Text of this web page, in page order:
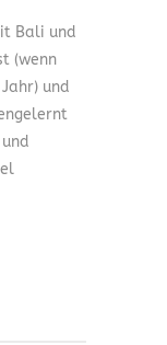
Bali und
(wenn
und